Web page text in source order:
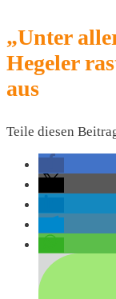
„Unter
Hegeler
aus
Teile diesen